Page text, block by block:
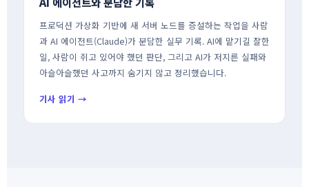
프로덕션 가상화 기반에 새 서버 노드를 증설하는 작업을 사람
과 AI 에이전트(Claude)가 분담한 실무 기록. AI에 맡기길 잘한
일, 사람이 쥐고 있어야 했던 판단, 그리고 AI가 저지른 실패와
아슬아슬했던 사고까지 숨기지 않고 정리했습니다.
기사 읽기 →